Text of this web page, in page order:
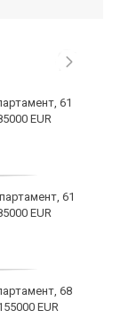
61
EUR
61
EUR
68
EUR